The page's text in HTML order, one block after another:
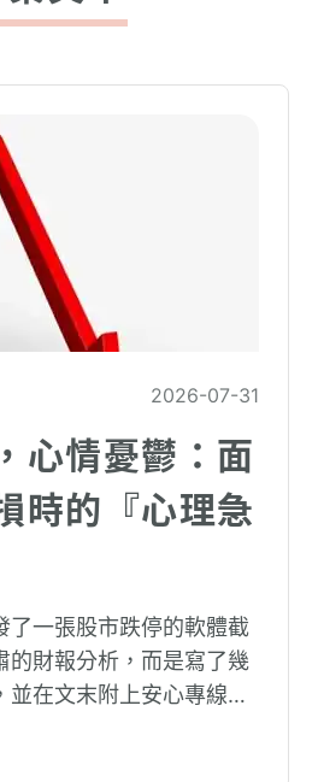
2026-07-31
心情憂鬱：面
時的『心理急
了一張股市跌停的軟體截
的財報分析，而是寫了幾
並在文末附上安心專線與
投資人而言，螢幕上下